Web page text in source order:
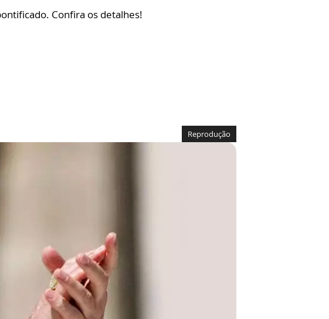
Confira os detalhes!
Reprodução